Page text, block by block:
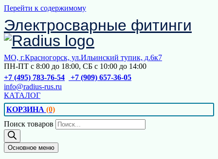
Перейти к содержимому
Электросварные фитинги
МО, г.Красногорск, ул.Ильинский тупик, д.6к7
ПН-ПТ с 8:00 до 18:00, СБ с 10:00 до 14:00
+7 (495) 783-76-54
+7 (909) 657-36-05
info@radius-rus.ru
КАТАЛОГ
КОРЗИНА (0)
Поиск товаров
Основное меню